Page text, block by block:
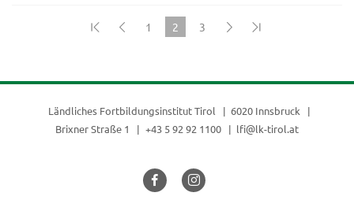
1
2
3
Ländliches Fortbildungsinstitut Tirol
6020 Innsbruck
Brixner Straße 1
+43 5 92 92 1100 lfi@lk-tirol.at